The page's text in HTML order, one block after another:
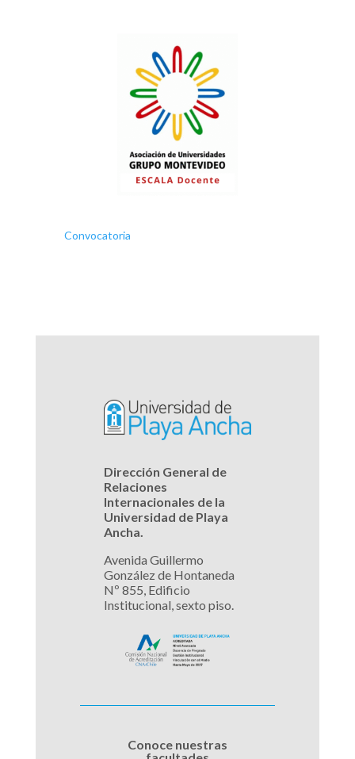
Convocatoria
Dirección General de
Relaciones
Internacionales de la
Universidad de Playa
Ancha.
Avenida Guillermo
González de Hontaneda
Nº 855, Edificio
Institucional, sexto piso.
Conoce nuestras